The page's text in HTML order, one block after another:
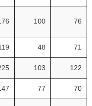
100 76
48 71
103 122
77 70